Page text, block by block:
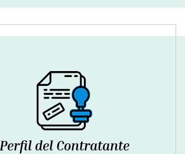
Perfil del Contratante